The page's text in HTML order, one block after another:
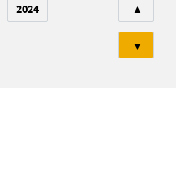
2024 ▲
▼